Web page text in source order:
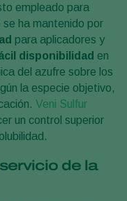
empleado para
ha mantenido por
para aplicadores y
disponibilidad en
del azufre sobre los
la especie objetivo,
Veni Sulfur
un control superior
de la